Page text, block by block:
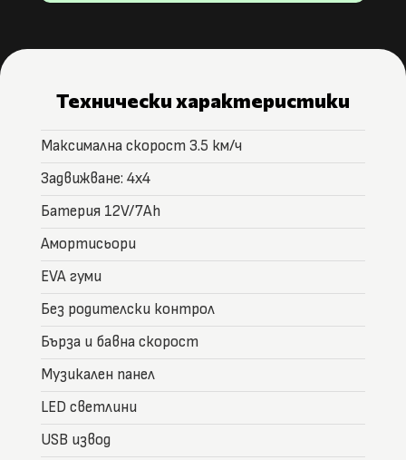
Технически характеристики
Максимална скорост 3.5 км/ч
Задвижване: 4х4
Батерия 12V/7Ah
Амортисьори
EVA гуми
Без родителски контрол
Бърза и бавна скорост
Музикален панел
LED светлини
USB извод